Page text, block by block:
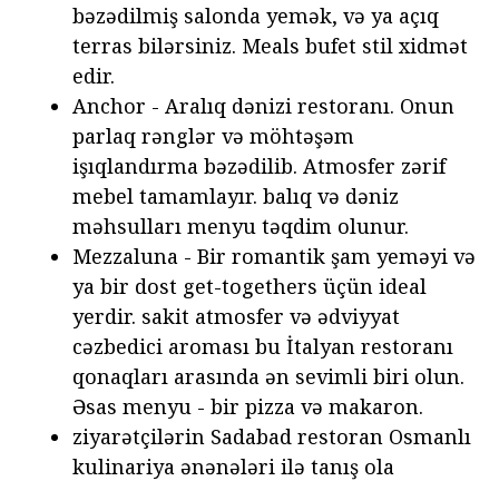
bəzədilmiş salonda yemək, və ya açıq
terras bilərsiniz. Meals bufet stil xidmət
edir.
Anchor - Aralıq dənizi restoranı. Onun
parlaq rənglər və möhtəşəm
işıqlandırma bəzədilib. Atmosfer zərif
mebel tamamlayır. balıq və dəniz
məhsulları menyu təqdim olunur.
Mezzaluna - Bir romantik şam yeməyi və
ya bir dost get-togethers üçün ideal
yerdir. sakit atmosfer və ədviyyat
cəzbedici aroması bu İtalyan restoranı
qonaqları arasında ən sevimli biri olun.
Əsas menyu - bir pizza və makaron.
ziyarətçilərin Sadabad restoran Osmanlı
kulinariya ənənələri ilə tanış ola